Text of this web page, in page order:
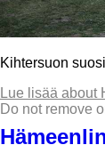
Kihtersuon
Lue lisää about
Do not remove